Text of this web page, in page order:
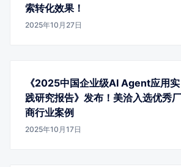
索转化效果！
2025年10月27日
《2025中国企业级AI Agent应用实
践研究报告》发布！美洽入选优秀厂
商行业案例
2025年10月17日